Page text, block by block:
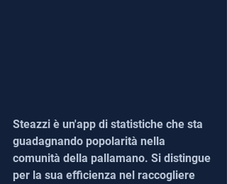
Steazzi è un'app di statistiche che sta
guadagnando popolarità nella
comunità della pallamano. Si distingue
per la sua efficienza nel raccogliere